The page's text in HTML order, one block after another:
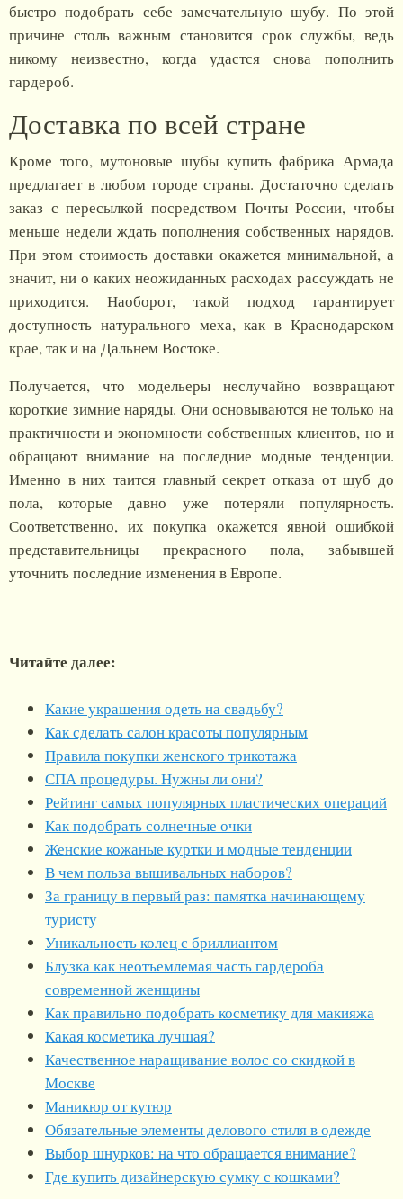
быстро подобрать себе замечательную шубу. По этой
причине столь важным становится срок службы, ведь
никому неизвестно, когда удастся снова пополнить
гардероб.
Доставка по всей стране
Кроме того, мутоновые шубы купить фабрика Армада
предлагает в любом городе страны. Достаточно сделать
заказ с пересылкой посредством Почты России, чтобы
меньше недели ждать пополнения собственных нарядов.
При этом стоимость доставки окажется минимальной, а
значит, ни о каких неожиданных расходах рассуждать не
приходится. Наоборот, такой подход гарантирует
доступность натурального меха, как в Краснодарском
крае, так и на Дальнем Востоке.
Получается, что модельеры неслучайно возвращают
короткие зимние наряды. Они основываются не только на
практичности и экономности собственных клиентов, но и
обращают внимание на последние модные тенденции.
Именно в них таится главный секрет отказа от шуб до
пола, которые давно уже потеряли популярность.
Соответственно, их покупка окажется явной ошибкой
представительницы прекрасного пола, забывшей
уточнить последние изменения в Европе.
Читайте далее:
Какие украшения одеть на свадьбу?
Как сделать салон красоты популярным
Правила покупки женского трикотажа
СПА процедуры. Нужны ли они?
Рейтинг самых популярных пластических операций
Как подобрать солнечные очки
Женские кожаные куртки и модные тенденции
В чем польза вышивальных наборов?
За границу в первый раз: памятка начинающему
туристу
Уникальность колец с бриллиантом
Блузка как неотъемлемая часть гардероба
современной женщины
Как правильно подобрать косметику для макияжа
Какая косметика лучшая?
Качественное наращивание волос со скидкой в
Москве
Маникюр от кутюр
Обязательные элементы делового стиля в одежде
Выбор шнурков: на что обращается внимание?
Где купить дизайнерскую сумку с кошками?